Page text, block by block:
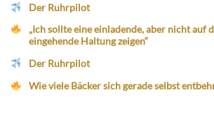
Der Ruhrpilot
„Ich sollte eine einladende, aber nicht auf
eingehende Haltung zeigen“
Der Ruhrpilot
Wie viele Bäcker sich gerade selbst